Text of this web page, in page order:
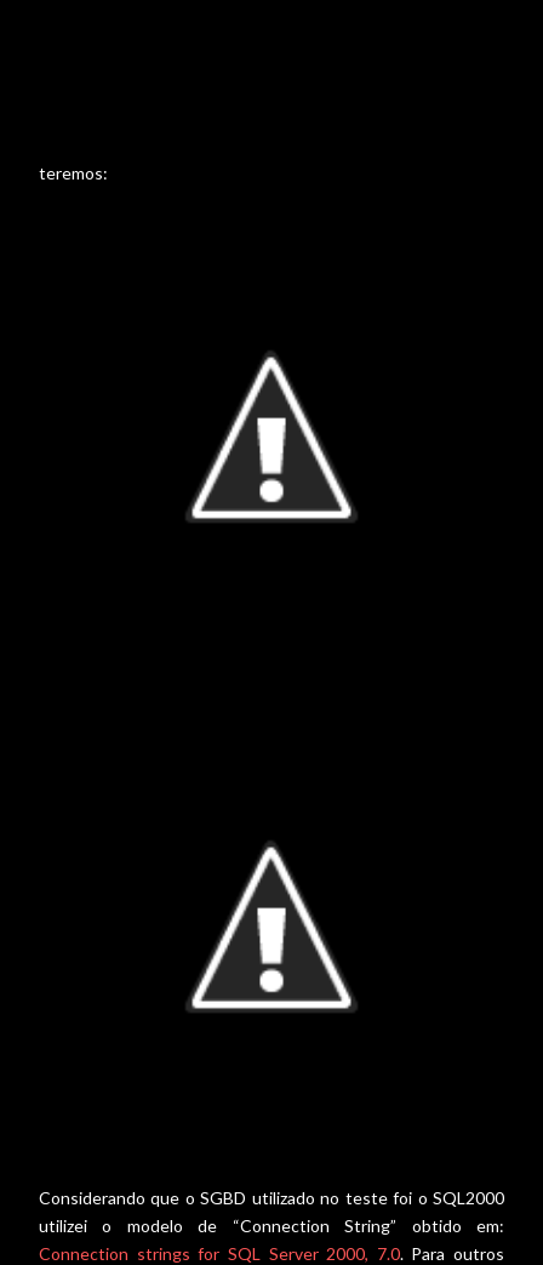
teremos:
Considerando que o SGBD utilizado no teste foi o SQL2000
utilizei o modelo de “Connection String” obtido em:
Connection strings for SQL Server 2000, 7.0. Para outros